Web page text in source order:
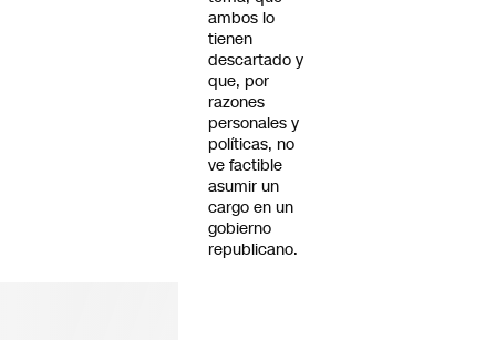
ambos lo
tienen
descartado y
que, por
razones
personales y
políticas, no
ve factible
asumir un
cargo en un
gobierno
republicano.